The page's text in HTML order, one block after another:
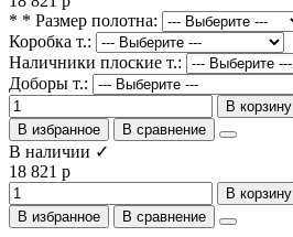
* * Размер полотна:
Коробка т.:
Наличники плоские т.:
Доборы т.:
В корзину
В избранное
В сравнение
В наличии ✓
18 821 р
В корзину
В избранное
В сравнение